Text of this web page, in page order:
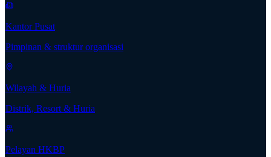
Kantor Pusat
Pimpinan & struktur organisasi
Wilayah & Huria
Distrik, Resort & Huria
Pelayan HKBP